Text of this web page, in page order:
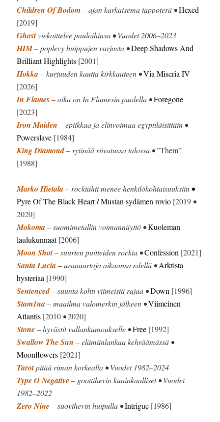
Children Of Bodom– ajan karkaisema tappoterä •Hexed
[2019]
Ghostviekoittelee pauloihinsa•Vuodet 2006–2023
HIM– poplevy huippujen varjosta •Deep Shadows And
Brilliant Highlights [2001]
Hokka– kurjuuden kautta kirkkauteen •Via Miseria IV
[2026]
In Flames– aika on In Flamesin puolella •Foregone
[2023]
Iron Maiden – epiikkaa ja elinvoimaa egyptiläisittäin •
Powerslave [1984]
King Diamond– rytinää riivatussa talossa •”Them”
[1988]
Marko Hietala– rocktähti menee henkilökohtaisuuksiin •
Pyre Of The Black Heart/Mustan sydämen rovio [2019 •
2020]
Mokoma– suomimetallin voimannäyttö •Kuoleman
laulukunnaat[2006]
Moon Shot– suurten puitteiden rockia •Confession [2021]
Santa Lucia– uranuurtaja aikaansa edellä •Arktista
hysteriaa [1990]
Sentenced– suunta kohti viimeistä rajaa •Down [1996]
Stam1na– maailma valomerkin jälkeen •Viimeinen
Atlantis [2010 •2020]
Stone– hyvästit vallankumoukselle •Free [1992]
Swallow The Sun – elämänlankaa kehräämässä •
Moonflowers [2021]
Tarotpitää riman korkealla • Vuodet 1982–2024
Type O Negative– goottihevin kuninkaalliset • Vuodet
1982–2022
Zero Nine– suovihevin huipulla •Intrigue [1986]